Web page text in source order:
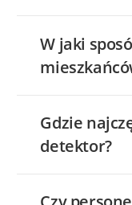
W jaki
Gdzie
detektor?